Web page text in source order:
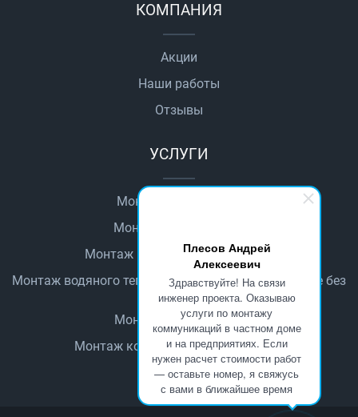
Плесов Андрей
Алексеевич
Здравствуйте! На связи
инженер проекта. Оказываю
услуги по монтажу
коммуникаций в частном доме
и на предприятиях. Если
нужен расчет стоимости работ
— оставьте номер, я свяжусь
с вами в ближайшее время
КОМПАНИЯ
Акции
Наши работы
Отзывы
УСЛУГИ
Монтаж автоматики
Монтаж водопровода
Монтаж водяного теплого пола
Монтаж водяного теплого пола в деревянном доме без
стяжки
Монтаж канализации
Монтаж котельного оборудования